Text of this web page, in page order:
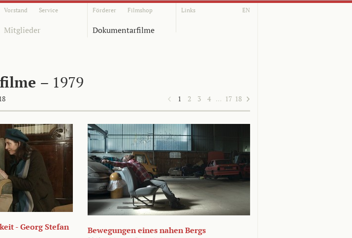
Vorstand Service Förderer Filmshop Links EN
Mitglieder Dokumentarfilme
– 1979
1 2 3 4 … 17 18
- Georg Stefan
Bewegungen eines nahen Bergs